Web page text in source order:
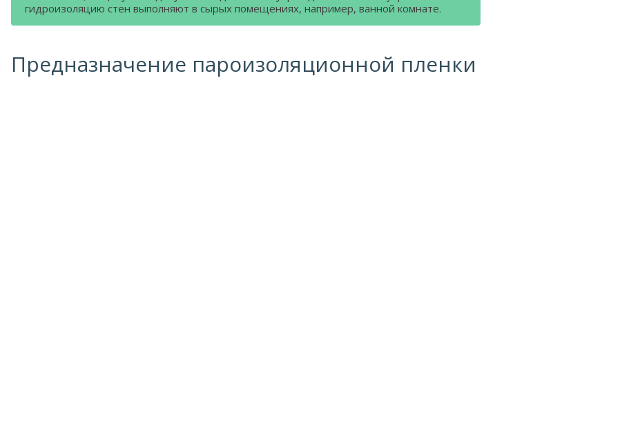
гидроизоляцию стен выполняют в сырых помещениях, например, ванной комнате.
Предназначение пароизоляционной пленки